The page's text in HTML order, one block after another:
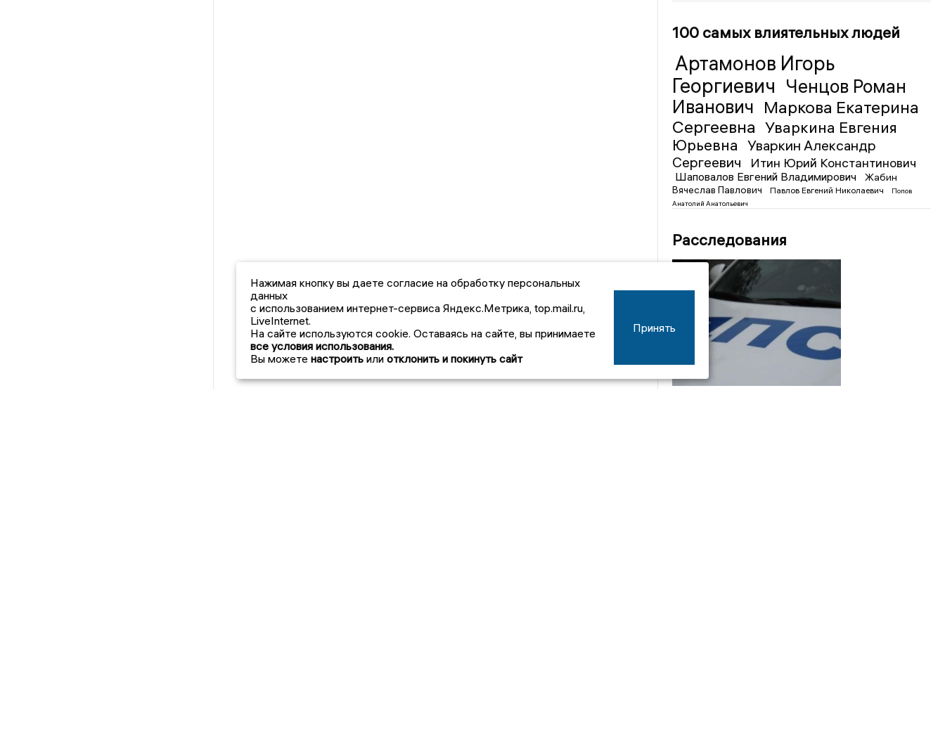
100 самых влиятельных людей
Артамонов Игорь
Георгиевич Ченцов Роман
Иванович Маркова Екатерина
Сергеевна Уваркина Евгения
Юрьевна
Уваркин Александр
Сергеевич
Итин Юрий Константинович
Шаповалов Евгений Владимирович
Жабин
Вячеслав Павлович
Павлов Евгений Николаевич
Попов
Анатолий Анатольевич
Расследования
Нажимая кнопку вы даете согласие на обработку персональных
данных
с использованием интернет-сервиса Яндекс.Метрика, top.mail.ru,
LiveInternet.
На сайте используются cookie. Оставаясь на сайте, вы принимаете
все условия использования.
Вы можете настроить или отклонить и покинуть сайт
Принять